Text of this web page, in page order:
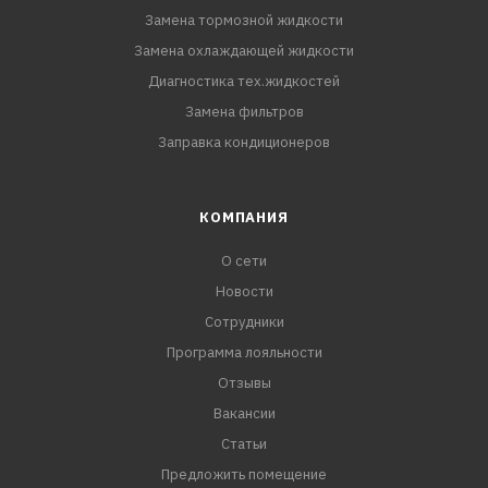
Замена тормозной жидкости
Замена охлаждающей жидкости
Диагностика тех.жидкостей
Замена фильтров
Заправка кондиционеров
КОМПАНИЯ
О сети
Новости
Сотрудники
Программа лояльности
Отзывы
Вакансии
Статьи
Предложить помещение